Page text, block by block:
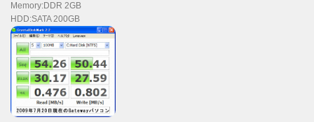
Memory:DDR 2GB
HDD:SATA 200GB